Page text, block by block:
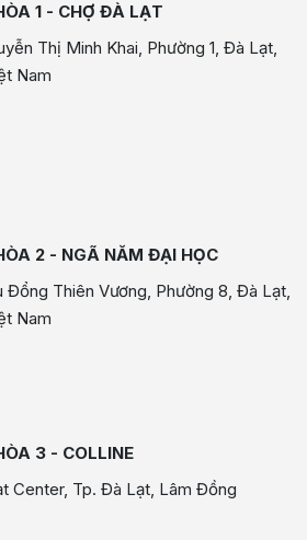
1 - CHỢ ĐÀ LẠT
Thị Minh Khai, Phường 1, Đà Lạt,
Nam
2 - NGÃ NĂM ĐẠI HỌC
Đổng Thiên Vương, Phường 8, Đà Lạt,
Nam
3 - COLLINE
Center, Tp. Đà Lạt, Lâm Đồng